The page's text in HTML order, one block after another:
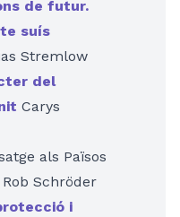
de futur.
suís
Stremlow
del
Carys
als Països
Schröder
i